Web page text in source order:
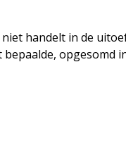
handelt in de
opgesomd